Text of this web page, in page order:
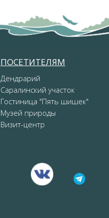
ПОСЕТИТЕЛЯМ
Дендрарий
Саралинский участок
Гостиница "Пять шишек"
Музей природы
Визит-центр